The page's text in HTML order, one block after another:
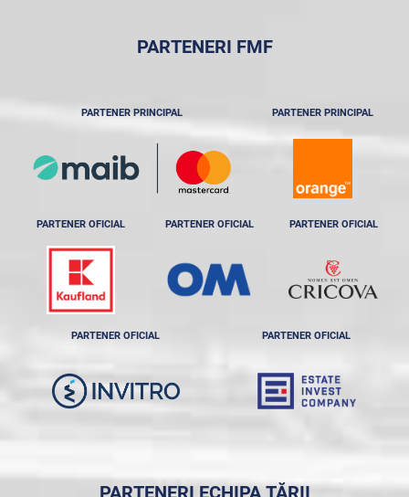
PARTENERI FMF
PARTENER PRINCIPAL PARTENER PRINCIPAL
PARTENER OFICIAL PARTENER OFICIAL PARTENER OFICIAL
PARTENER OFICIAL PARTENER OFICIAL
PARTENERI ECHIPA ȚĂRII